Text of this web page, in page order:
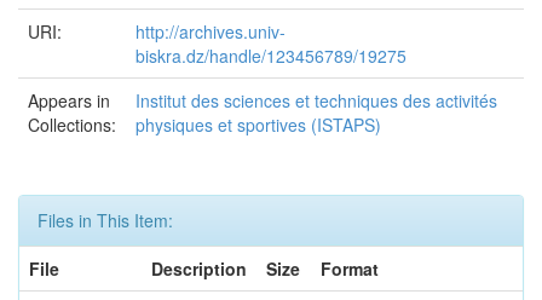
URI:
http://archives.univ-
biskra.dz/handle/123456789/19275
Appears in
Collections:
Institut des sciences et techniques des activités
physiques et sportives (ISTAPS)
Files in This Item:
File
Description Size
Format